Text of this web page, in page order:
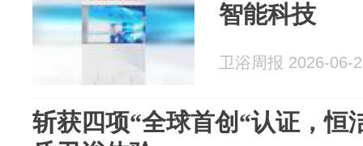
智能科技
卫浴周报 2026-06-
斩获四项“全球首创“认证，恒